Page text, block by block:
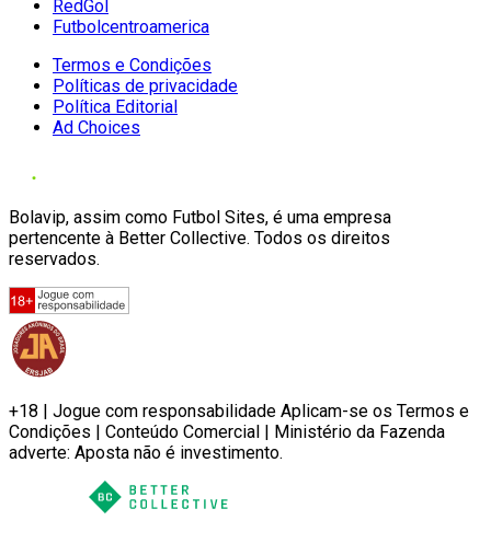
RedGol
Futbolcentroamerica
Termos e Condições
Políticas de privacidade
Política Editorial
Ad Choices
Bolavip, assim como Futbol Sites, é uma empresa
pertencente à Better Collective. Todos os direitos
reservados.
+18 | Jogue com responsabilidade Aplicam-se os Termos e
Condições | Conteúdo Comercial | Ministério da Fazenda
adverte: Aposta não é investimento.